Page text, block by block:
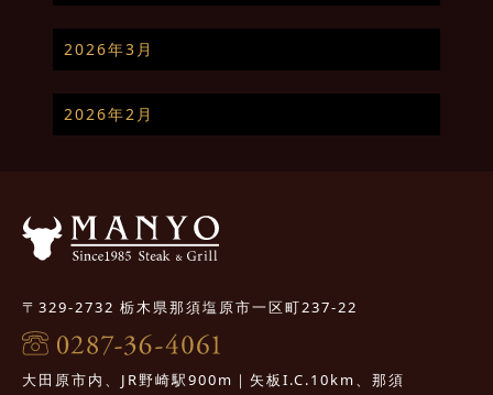
2026年3月
2026年2月
〒329-2732 栃木県那須塩原市一区町237-22
大田原市内、JR野崎駅900m｜矢板I.C.10km、那須